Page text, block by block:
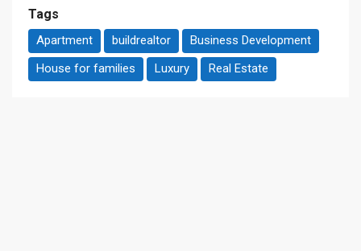
Tags
Apartment buildrealtor
Business Development
House for families
Luxury Real Estate